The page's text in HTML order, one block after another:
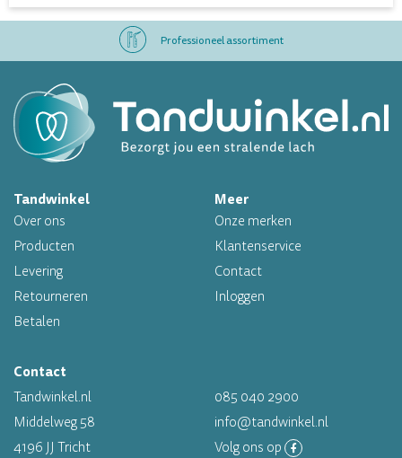
Op werkdagen voor 16.00 uur besteld, morgen in huis
Professioneel assortiment
Op werkdagen voor 16.00 uur besteld, morgen in huis
Tandwinkel
Over ons
Producten
Levering
Retourneren
Betalen
Meer
Onze merken
Klantenservice
Contact
Inloggen
Contact
Tandwinkel.nl
Middelweg 58
4196 JJ Tricht
085 040 2900
info@tandwinkel.nl
Volg ons op